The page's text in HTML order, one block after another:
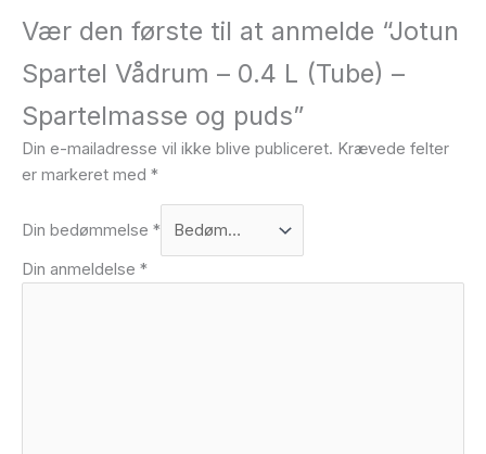
Vær den første til at anmelde “Jotun
Spartel Vådrum – 0.4 L (Tube) –
Spartelmasse og puds”
Din e-mailadresse vil ikke blive publiceret. Krævede felter
er markeret med *
Din bedømmelse *
Din anmeldelse *